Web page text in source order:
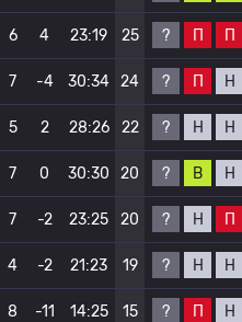
6 4 23:19 25 ? П П
7 -4 30:34 24 ? П Н
5 2 28:26 22 ? Н Н
7 0 30:30 20 ? В Н
7 -2 23:25 20 ? Н П
4 -2 21:23 19 ? Н Н
8 -11 14:25 15 ? П Н